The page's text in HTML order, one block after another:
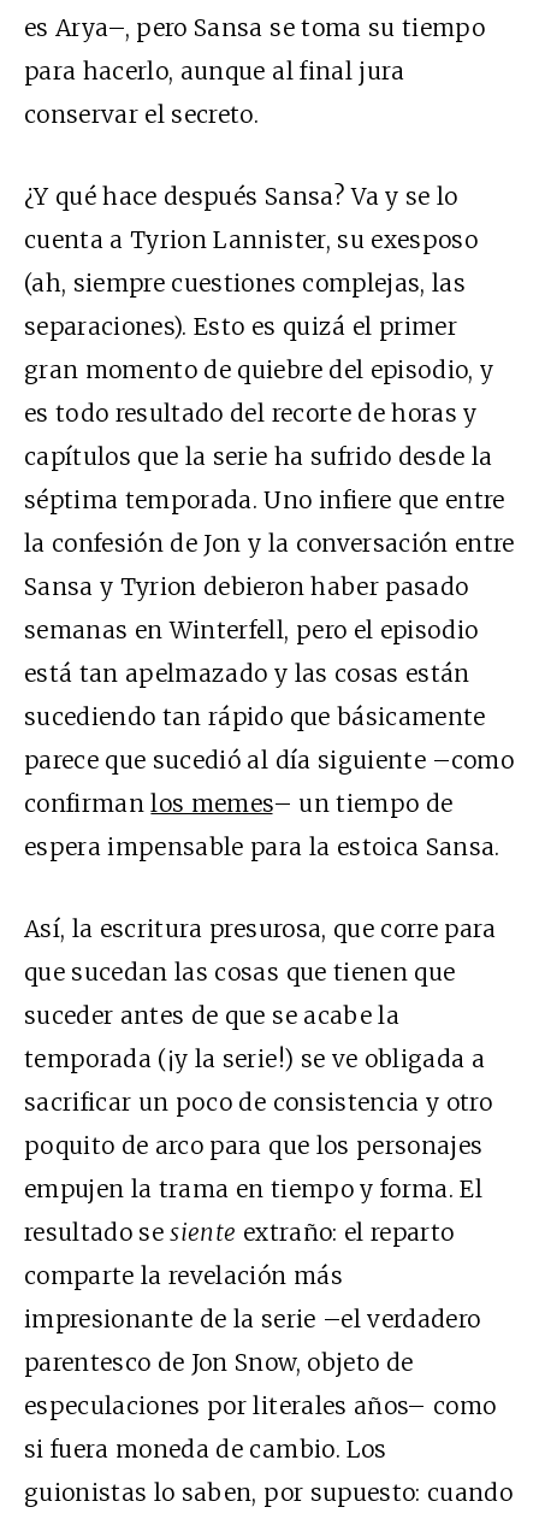
es Arya–, pero Sansa se toma su tiempo
para hacerlo, aunque al final jura
conservar el secreto.
¿Y qué hace después Sansa? Va y se lo
cuenta a Tyrion Lannister, su exesposo
(ah, siempre cuestiones complejas, las
separaciones). Esto es quizá el primer
gran momento de quiebre del episodio, y
es todo resultado del recorte de horas y
capítulos que la serie ha sufrido desde la
séptima temporada. Uno infiere que entre
la confesión de Jon y la conversación entre
Sansa y Tyrion debieron haber pasado
semanas en Winterfell, pero el episodio
está tan apelmazado y las cosas están
sucediendo tan rápido que básicamente
parece que sucedió al día siguiente –como
confirmanlos memes– un tiempo de
espera impensable para la estoica Sansa.
Así, la escritura presurosa, que corre para
que sucedan las cosas que tienen que
suceder antes de que se acabe la
temporada (¡y la serie!) se ve obligada a
sacrificar un poco de consistencia y otro
poquito de arco para que los personajes
empujen la trama en tiempo y forma. El
resultado sesiente extraño: el reparto
comparte la revelación más
impresionante de la serie –el verdadero
parentesco de Jon Snow, objeto de
especulaciones por literales años– como
si fuera moneda de cambio. Los
guionistas lo saben, por supuesto: cuando